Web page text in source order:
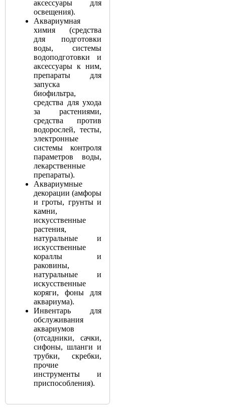
аксессуары для
освещения).
Аквариумная
химия (средства
для подготовки
воды, системы
водоподготовки и
аксессуары к ним,
препараты для
запуска
биофильтра,
средства для ухода
за растениями,
средства против
водорослей, тесты,
электронные
системы контроля
параметров воды,
лекарственные
препараты).
Аквариумные
декорации (амфоры
и гроты, грунты и
камни,
искусственные
растения,
натуральные и
искусственные
кораллы и
раковины,
натуральные и
искусственные
коряги, фоны для
аквариума).
Инвентарь для
обслуживания
аквариумов
(отсадники, сачки,
сифоны, шланги и
трубки, скребки,
прочие
инструменты и
приспособления).